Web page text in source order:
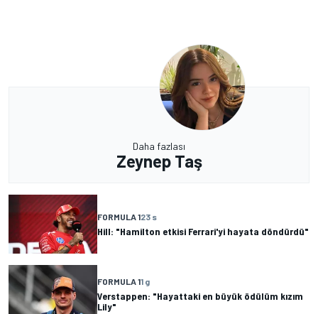
Daha fazlası
Zeynep Taş
FORMULA 123 s
Hill: "Hamilton etkisi Ferrari'yi hayata döndürdü"
FORMULA 11 g
Verstappen: "Hayattaki en büyük ödülüm kızım
Lily"